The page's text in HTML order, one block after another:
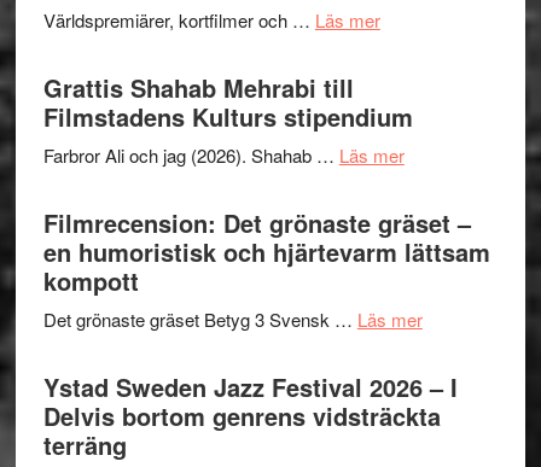
Världspremiärer, kortfilmer och … Läs merom
presenterar
19
titlar
i
Grattis Shahab Mehrabi till
Filmstadens Kulturs stipendium
Farbror Ali och jag (2026). Shahab … Läs merom
Shahab
Mehrabi
till
Kulturs
Filmrecension: Det grönaste gräset –
en humoristisk och hjärtevarm lättsam
kompott
Det grönaste gräset Betyg 3 Svensk … Läs merom
Det
grönaste
gräset
Ystad Sweden Jazz Festival 2026 – I
Delvis bortom genrens vidsträckta
terräng